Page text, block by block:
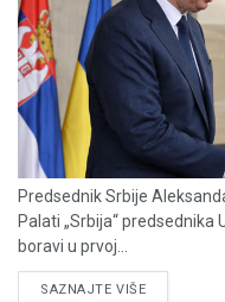
Predsednik Srbije
Palati „Srbija“ predsednika
boravi u prvoj...
SAZNAJTE VIŠEDETAILS